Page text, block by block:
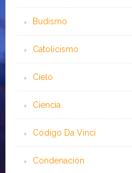
Budismo
Catolicismo
Cielo
Ciencia
Código Da Vinci
Condenación